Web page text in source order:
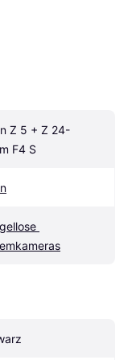
Z 5 + Z 24-
F4 S